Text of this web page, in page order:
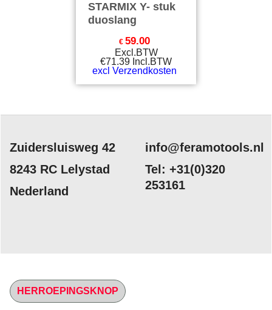
STARMIX Y- stuk
duoslang
€ 59.00
Excl.BTW
€71.39 Incl.BTW
excl Verzendkosten
Zuidersluisweg 42
8243 RC Lelystad
Nederland
info@feramotools.nl
Tel: +31(0)320
253161
HERROEPINGSKNOP